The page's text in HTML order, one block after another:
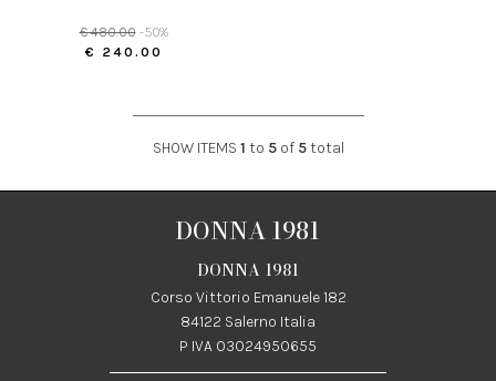
€ 480.00 -50%
€ 240.00
SHOW ITEMS 1 to 5of 5total
DONNA 1981
DONNA 1981
Corso Vittorio Emanuele 182
84122 Salerno Italia
P IVA 03024950655